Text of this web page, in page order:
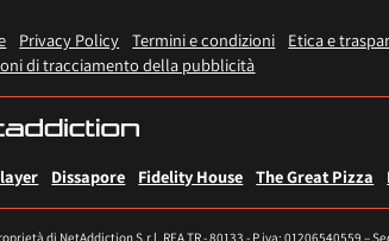
Privacy Policy Termini e condizioni Etica e
di tracciamento della pubblicità
Dissapore Fidelity House The Great Pizza
di NetAddiction S.r.l. REA TR - 80133 - P.iva: 01206540559 –